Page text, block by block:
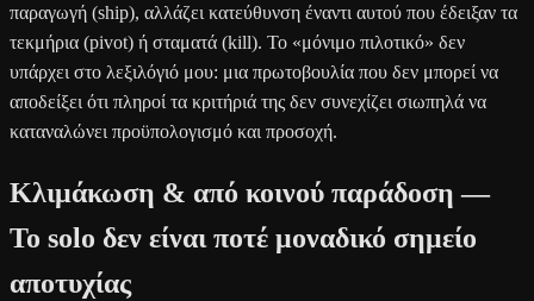
παραγωγή (ship), αλλάζει κατεύθυνση έναντι αυτού που έδειξαν τα
τεκμήρια (pivot) ή σταματά (kill). Το «μόνιμο πιλοτικό» δεν
υπάρχει στο λεξιλόγιό μου: μια πρωτοβουλία που δεν μπορεί να
αποδείξει ότι πληροί τα κριτήριά της δεν συνεχίζει σιωπηλά να
καταναλώνει προϋπολογισμό και προσοχή.
Κλιμάκωση & από κοινού παράδοση —
Το solo δεν είναι ποτέ μοναδικό σημείο
αποτυχίας